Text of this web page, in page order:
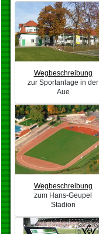
Wegbeschreibung
zur Sportanlage in der
Aue
Wegbeschreibung
zum Hans-Geupel
Stadion